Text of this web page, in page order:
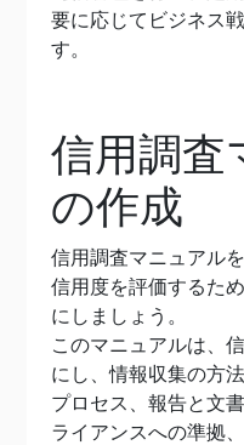
要に応じてビジネス
す。
信用調査
の作成
信用調査マニュアル
信用度を評価するた
にしましょう。
このマニュアルは、
にし、情報収集の方
プロセス、報告と文
ライアンスへの準拠